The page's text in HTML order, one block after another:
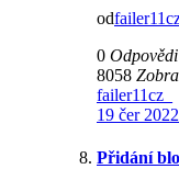
od
0 Odpovědi
8058
failer11cz_
19 čer
Přidání